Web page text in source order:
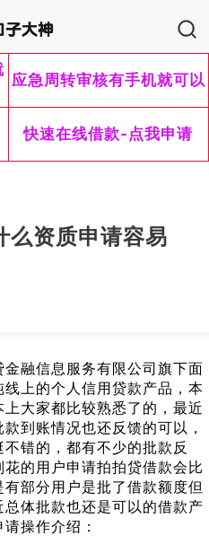
应急周转审核有手机就可以
快速在线借款-点我申请
么资质申请容易
融信息服务有限公司旗下面
上的个人信用贷款产品，本
大家都比较熟悉了的，最近
到账情况也还反馈的可以，
错的，都有不少的批款反
的用户申请拍拍贷借款会比
部分用户是批了借款额度但
体批款也还是可以的借款产
操作介绍：